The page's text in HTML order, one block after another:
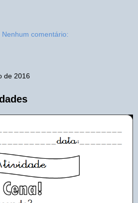
Nenhum comentário:
de 2016